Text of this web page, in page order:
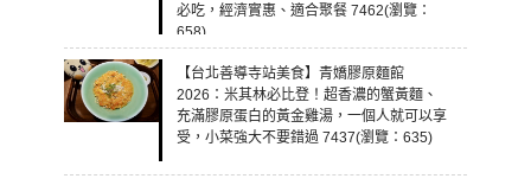
必吃，經濟實惠、適合聚餐 7462(瀏覽：
658)
【台北善導寺站美食】青嬌膠原麵館
2026：米其林必比登！超香濃的蟹黃麵、
充滿膠原蛋白的黃金雞湯，一個人就可以享
受，小菜強大不要錯過 7437(瀏覽：635)